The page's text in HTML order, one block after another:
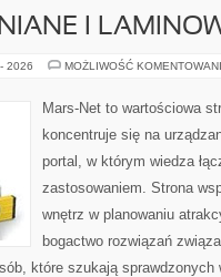
I
2026 MOŻLIWOŚĆ
Mars-Net to wartościowa
koncentruje się na
portal, w którym wiedza
zastosowaniem. Strona
wnętrz w planowaniu
bogactwo rozwiązań
które szukają